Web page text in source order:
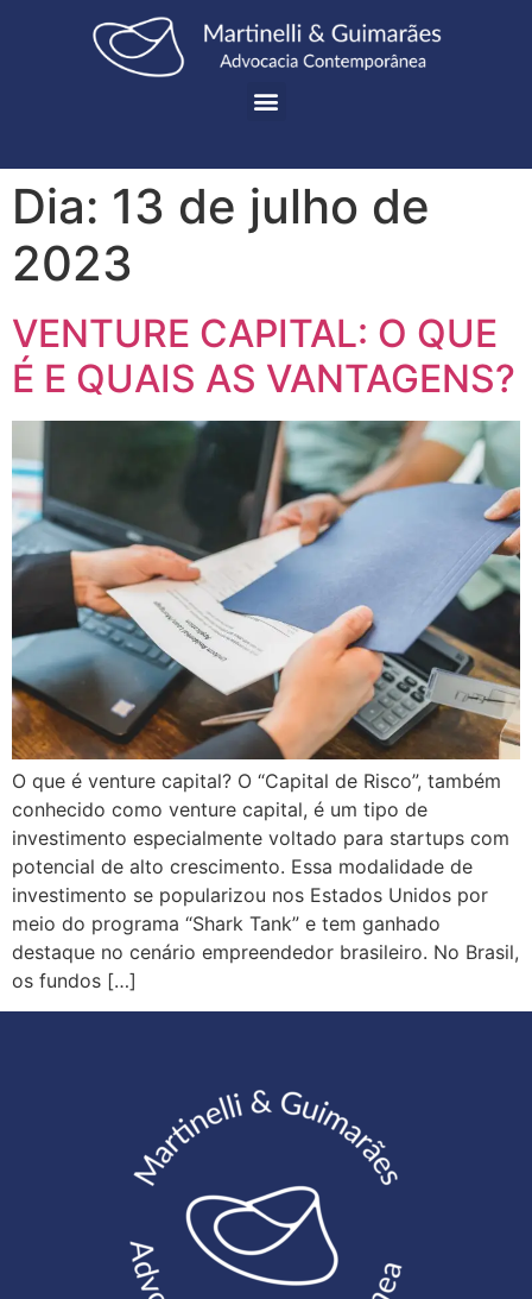
Dia: 13 de julho de
2023
VENTURE CAPITAL: O QUE
É E QUAIS AS VANTAGENS?
O que é venture capital? O “Capital de Risco”, também
conhecido como venture capital, é um tipo de
investimento especialmente voltado para startups com
potencial de alto crescimento. Essa modalidade de
investimento se popularizou nos Estados Unidos por
meio do programa “Shark Tank” e tem ganhado
destaque no cenário empreendedor brasileiro. No Brasil,
os fundos […]